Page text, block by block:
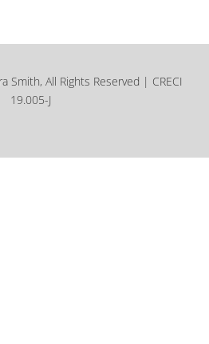
Smith, All Rights Reserved | CRECI
19.005-J